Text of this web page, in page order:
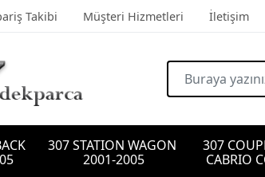
Takibi Müşteri Hizmetleri İletişim
307 STATION WAGON
2001-2005
307
CABRIO